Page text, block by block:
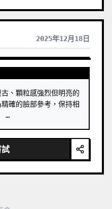
2025年12月18日
、顆粒感強烈但明亮的
確的臉部參考，保持相
…